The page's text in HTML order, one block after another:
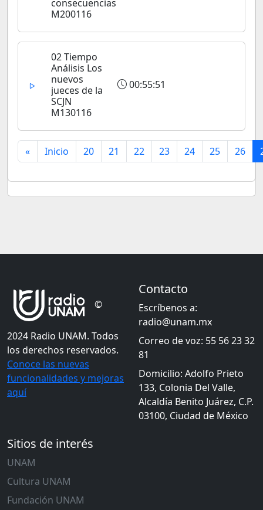
consecuencias
M200116
02 Tiempo
Análisis Los
nuevos
jueces de la
SCJN
M130116
00:55:51
« Inicio 20 21 22 23 24 25 26
©
2024 Radio UNAM. Todos
los derechos reservados.
Conoce las nuevas
funcionalidades y mejoras
aquí
Contacto
Escríbenos a:
radio@unam.mx
Correo de voz: 55 56 23 32
81
Domicilio: Adolfo Prieto
133, Colonia Del Valle,
Alcaldía Benito Juárez, C.P.
03100, Ciudad de México
Sitios de interés
UNAM
Cultura UNAM
Fundación UNAM